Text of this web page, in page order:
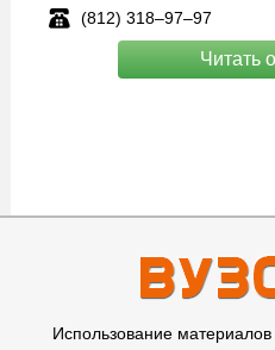
(812) 318–97–97
Читать
Использование